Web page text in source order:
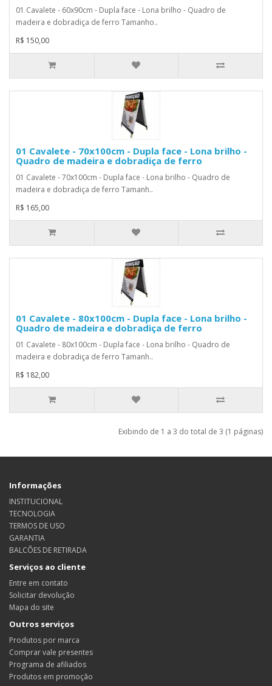
01 Cavalete - 60x90cm - Dupla face - Lona brilho - Quadro de
madeira e dobradiça de ferro Tamanho..
R$ 150,00
01 Cavalete - 70x100cm - Dupla face - Lona brilho -
Quadro de madeira e dobradiça de ferro
01 Cavalete - 70x100cm - Dupla face - Lona brilho - Quadro de
madeira e dobradiça de ferro Tamanh..
R$ 165,00
01 Cavalete - 80x100cm - Dupla face - Lona brilho -
Quadro de madeira e dobradiça de ferro
01 Cavalete - 80x100cm - Dupla face - Lona brilho - Quadro de
madeira e dobradiça de ferro Tamanh..
R$ 182,00
Exibindo de 1 a 3 do total de 3 (1 páginas)
Informações
INSTITUCIONAL
TECNOLOGIA
TERMOS DE USO
GARANTIA
BALCÕES DE RETIRADA
Serviços ao cliente
Entre em contato
Solicitar devolução
Mapa do site
Outros serviços
Produtos por marca
Comprar vale presentes
Programa de afiliados
Produtos em promoção